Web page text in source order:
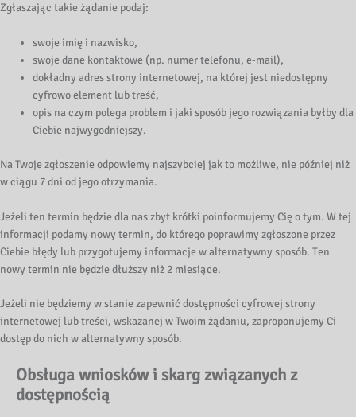
Zgłaszając takie żądanie podaj:
swoje imię i nazwisko,
swoje dane kontaktowe (np. numer telefonu, e-mail),
dokładny adres strony internetowej, na której jest niedostępny
cyfrowo element lub treść,
opis na czym polega problem i jaki sposób jego rozwiązania byłby dla
Ciebie najwygodniejszy.
Na Twoje zgłoszenie odpowiemy najszybciej jak to możliwe, nie później niż
w ciągu 7 dni od jego otrzymania.
Jeżeli ten termin będzie dla nas zbyt krótki poinformujemy Cię o tym. W tej
informacji podamy nowy termin, do którego poprawimy zgłoszone przez
Ciebie błędy lub przygotujemy informacje w alternatywny sposób. Ten
nowy termin nie będzie dłuższy niż 2 miesiące.
Jeżeli nie będziemy w stanie zapewnić dostępności cyfrowej strony
internetowej lub treści, wskazanej w Twoim żądaniu, zaproponujemy Ci
dostęp do nich w alternatywny sposób.
Obsługa wniosków i skarg związanych z
dostępnością